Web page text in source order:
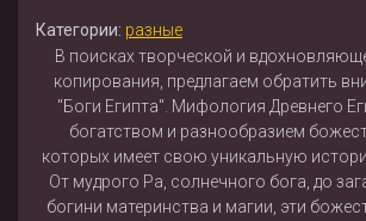
Категории: разные
В поисках творческой и
копирования, предлагаем обратить
"Боги Египта". Мифология Древнего
богатством и разнообразием
которых имеет свою уникальную
От мудрого Ра, солнечного бога, до
богини материнства и магии, эти